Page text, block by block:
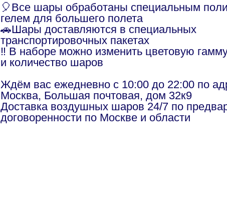
🎈Все шары обработаны специальным
гелем для большего полета
🚗Шары доставляются в специальных
транспортировочных пакетах
‼️ В наборе можно изменить цветовую
и количество шаров
Ждём вас ежедневно с 10:00 до 22:00 по
Москва, Большая почтовая, дом 32к9
Доставка воздушных шаров 24/7 по
договоренности по Москве и области